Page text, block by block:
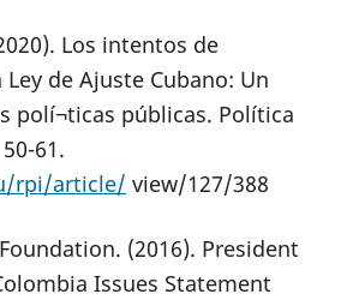
Los intentos de
de Ajuste Cubano: Un
polí¬ticas públicas. Política
61.
rpi/article/ view/127/388
(2016). President
Issues Statement